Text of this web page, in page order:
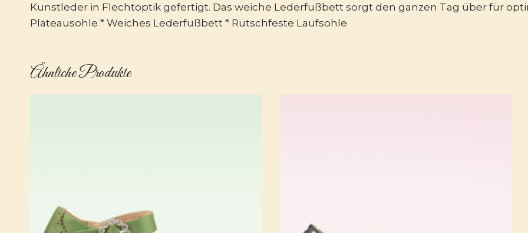
Kunstleder in Flechtoptik gefertigt. Das weiche Lederfußbett sorgt den ganzen Tag über für
Plateausohle * Weiches Lederfußbett * Rutschfeste Laufsohle
Ähnliche Produkte